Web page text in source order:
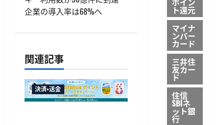
ー
ョ
ン
企業の導入率は68%へ
関連記事
決済・送金
ト還元
マイナ
ンバー
カード
三井住
友カー
ド
住信
SBIネ
ット銀
行